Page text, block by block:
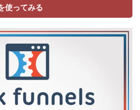
使ってみる